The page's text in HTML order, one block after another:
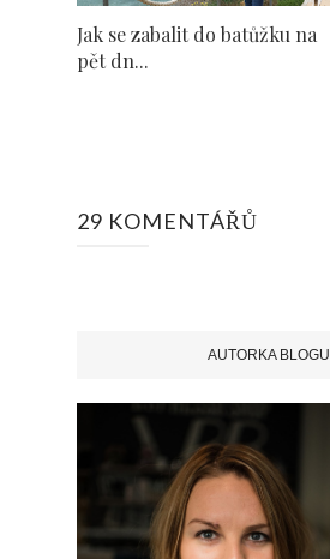
Jak se zabalit do batůžku na
pět dn...
29 KOMENTÁŘŮ
AUTORKA BLOGU